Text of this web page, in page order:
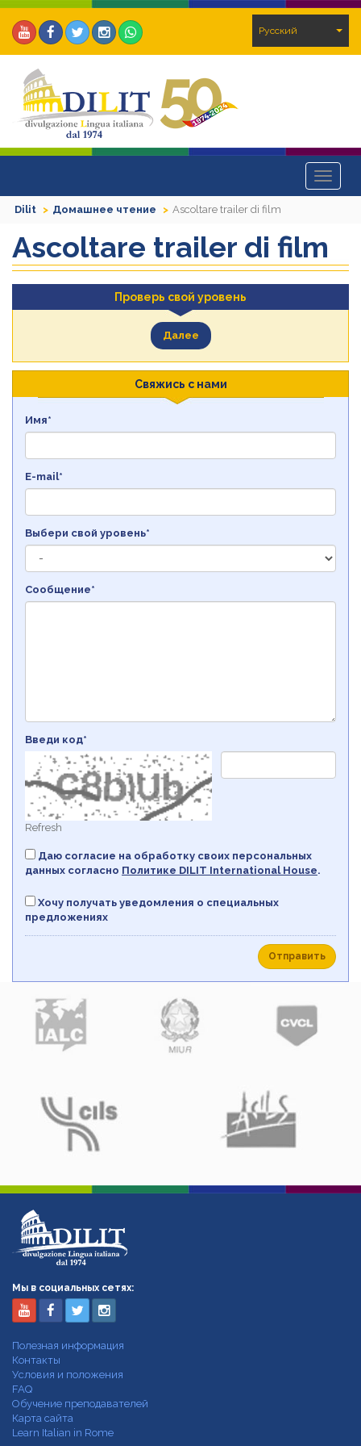
Pусский
Toggle
Dilit
Домашнее чтение Ascoltare trailer di film
Ascoltare trailer di film
Проверь свой уровень
Далее
Свяжись с нами
Имя*
E-mail*
Выбери свой уровень*
Сообщение*
Введи код*
Refresh
Даю согласие на обработку своих персональных
данных согласно Политикe DILIT International House.
Хочу получать уведомления о специальных
предложениях
Отправить
Мы в социальных сетях:
Полезная информация
Контакты
Условия и положения
FAQ
Обучение преподавателей
Карта сайта
Learn Italian in Rome